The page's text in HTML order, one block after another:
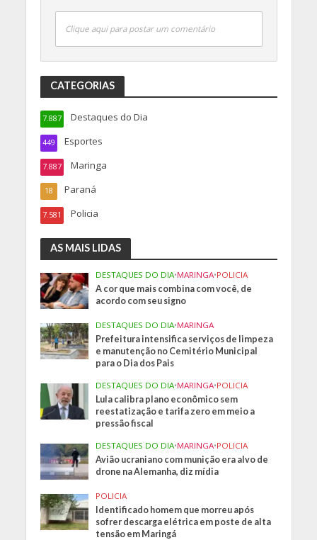
Clique aqui para postar um comentário
CATEGORIAS
Destaques do Dia
7.887
Esportes
449
Maringa
7.887
Paraná
18
Policia
7.581
AS MAIS LIDAS
DESTAQUES DO DIA•MARINGA•POLICIA
A cor que mais combina com você, de
acordo com seu signo
DESTAQUES DO DIA•MARINGA
Prefeitura intensifica serviços de limpeza
e manutenção no Cemitério Municipal
para o Dia dos Pais
DESTAQUES DO DIA•MARINGA•POLICIA
Lula calibra plano econômico sem
reestatização e tarifa zero em meio a
pressão fiscal
DESTAQUES DO DIA•MARINGA•POLICIA
Avião ucraniano com munição era alvo de
drone na Alemanha, diz mídia
POLICIA
Identificado homem que morreu após
sofrer descarga elétrica em poste de alta
tensão em Maringá